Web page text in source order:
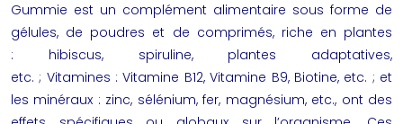
Gummie est un complément alimentaire sous forme de
gélules, de poudres et de comprimés, riche en plantes
: hibiscus, spiruline, plantes adaptatives,
etc. ; Vitamines : Vitamine B12, Vitamine B9, Biotine, etc. ; et
les minéraux : zinc, sélénium, fer, magnésium, etc., ont des